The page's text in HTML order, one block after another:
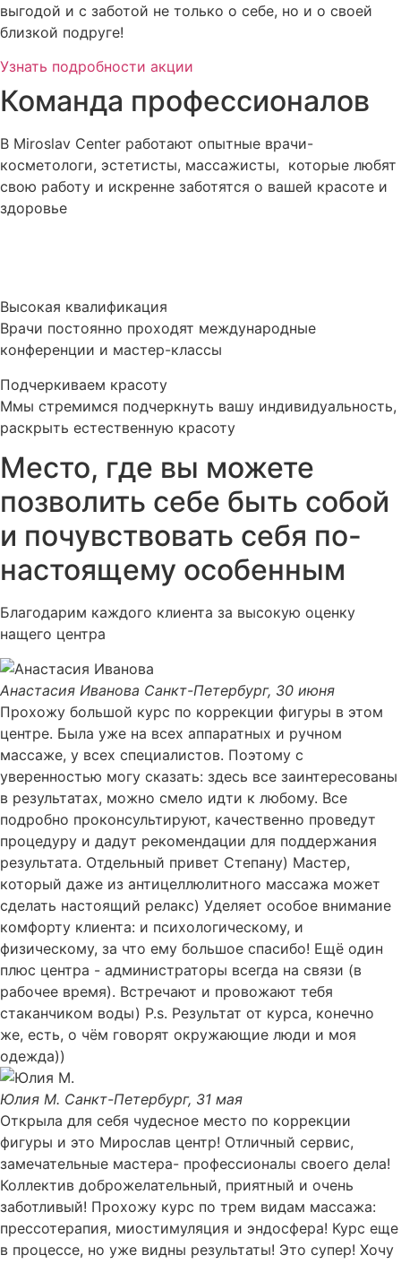
выгодой и с заботой не только о себе, но и о своей
близкой подруге!
Узнать подробности акции
Команда профессионалов
В Miroslav Сenter работают опытные врачи-
косметологи, эстетисты, массажисты, которые любят
свою работу и искренне заботятся о вашей красоте и
здоровье
Высокая квалификация
Врачи постоянно проходят международные
конференции и мастер-классы
Подчеркиваем красоту
Ммы стремимся подчеркнуть вашу индивидуальность,
раскрыть естественную красоту
Место, где вы можете
позволить себе быть собой
и почувствовать себя по-
настоящему особенным
Благодарим каждого клиента за высокую оценку
нащего центра
Анастасия Иванова Санкт-Петербург, 30 июня
Прохожу большой курс по коррекции фигуры в этом
центре. Была уже на всех аппаратных и ручном
массаже, у всех специалистов. Поэтому с
уверенностью могу сказать: здесь все заинтересованы
в результатах, можно смело идти к любому. Все
подробно проконсультируют, качественно проведут
процедуру и дадут рекомендации для поддержания
результата. Отдельный привет Степану) Мастер,
который даже из антицеллюлитного массажа может
сделать настоящий релакс) Уделяет особое внимание
комфорту клиента: и психологическому, и
физическому, за что ему большое спасибо! Ещё один
плюс центра - администраторы всегда на связи (в
рабочее время). Встречают и провожают тебя
стаканчиком воды) P.s. Результат от курса, конечно
же, есть, о чём говорят окружающие люди и моя
одежда))
Юлия М. Санкт-Петербург, 31 мая
Открыла для себя чудесное место по коррекции
фигуры и это Мирослав центр! Отличный сервис,
замечательные мастера- профессионалы своего дела!
Коллектив доброжелательный, приятный и очень
заботливый! Прохожу курс по трем видам массажа:
прессотерапия, миостимуляция и эндосфера! Курс еще
в процессе, но уже видны результаты! Это супер! Хочу